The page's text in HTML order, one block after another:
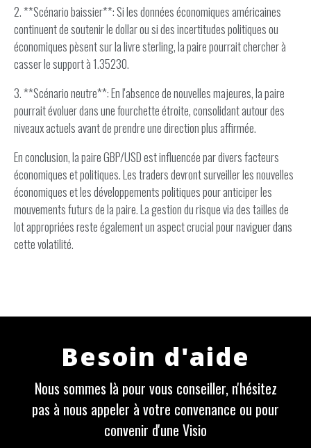
2. **Scénario baissier**: Si les données économiques américaines
continuent de soutenir le dollar ou si des incertitudes politiques ou
économiques pèsent sur la livre sterling, la paire pourrait chercher à
casser le support à 1.35230.
3. **Scénario neutre**: En l'absence de nouvelles majeures, la paire
pourrait évoluer dans une fourchette étroite, consolidant autour des
niveaux actuels avant de prendre une direction plus affirmée.
En conclusion, la paire GBP/USD est influencée par divers facteurs
économiques et politiques. Les traders devront surveiller les nouvelles
économiques et les développements politiques pour anticiper les
mouvements futurs de la paire. La gestion du risque via des tailles de
lot appropriées reste également un aspect crucial pour naviguer dans
cette volatilité.
Besoin d'aide
Nous sommes là pour vous conseiller, n'hésitez
pas à nous appeler à votre convenance ou pour
convenir d'une Visio